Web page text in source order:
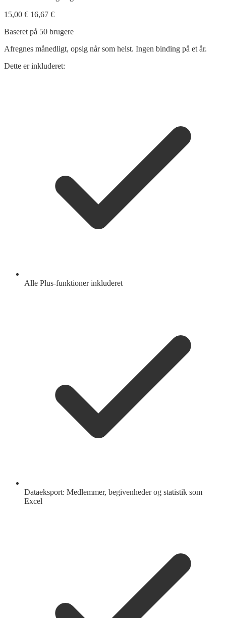
15,00 € 16,67 €
Baseret på 50 brugere
Afregnes månedligt, opsig når som helst. Ingen binding på et år.
Dette er inkluderet:
Alle Plus-funktioner inkluderet
Dataeksport: Medlemmer, begivenheder og statistik som
Excel